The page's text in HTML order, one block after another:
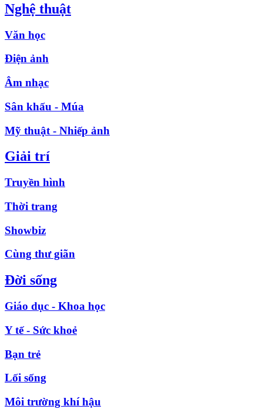
Nghệ thuật
Văn học
Điện ảnh
Âm nhạc
Sân khấu - Múa
Mỹ thuật - Nhiếp ảnh
Giải trí
Truyền hình
Thời trang
Showbiz
Cùng thư giãn
Đời sống
Giáo dục - Khoa học
Y tế - Sức khoẻ
Bạn trẻ
Lối sống
Môi trường khí hậu